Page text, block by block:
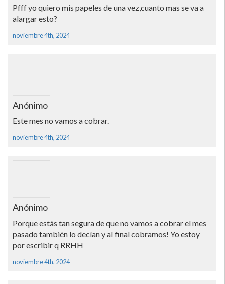
Pfff yo quiero mis papeles de una vez,cuanto mas se va a
alargar esto?
noviembre 4th, 2024
Anónimo
Este mes no vamos a cobrar.
noviembre 4th, 2024
Anónimo
Porque estás tan segura de que no vamos a cobrar el mes
pasado también lo decían y al final cobramos! Yo estoy
por escribir q RRHH
noviembre 4th, 2024